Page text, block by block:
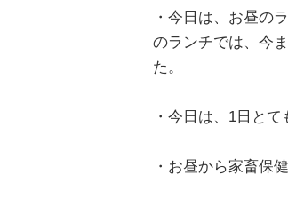
・今日は、お昼の
のランチでは、今
た。
・今日は、1日と
・お昼から家畜保